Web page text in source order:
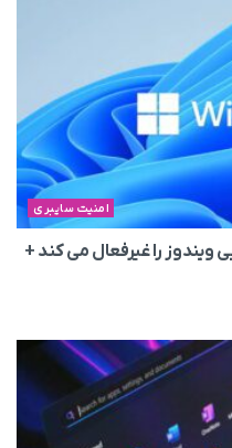
امنیت سایبری
ویندوز را غیرفعال می‌ کند +